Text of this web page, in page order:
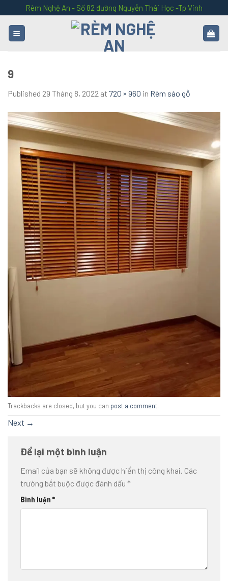
to
content
Rèm Nghệ An - Số 82 đường Nguyễn Thái Học -Tp Vinh
9
Published 29 Tháng 8, 2022 at 720 × 960 in Rèm sáo gỗ
Trackbacks are closed, but you can post a comment.
Next →
Để lại một bình luận
Email của bạn sẽ không được hiển thị công khai. Các
trường bắt buộc được đánh dấu *
Bình luận *